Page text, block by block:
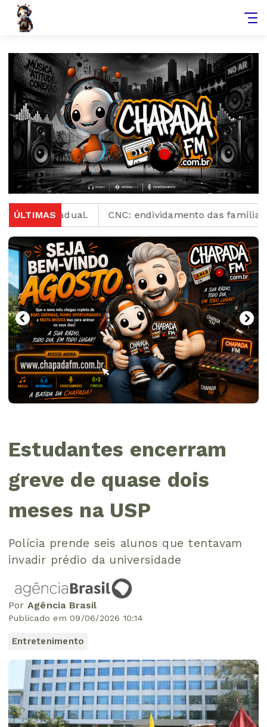
ÚLTIMAS CNC: endividamento das famílias sobe
Estudantes encerram
greve de quase dois
meses na USP
Polícia prende seis alunos que tentavam
invadir prédio da universidade
Por Agência Brasil
Publicado em 09/06/2026 10:14
Entretenimento